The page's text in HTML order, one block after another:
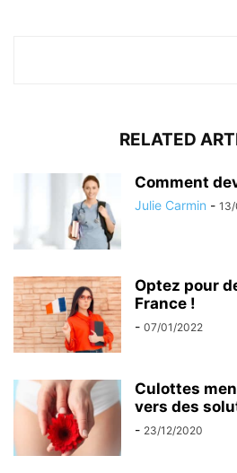
RELATED
Comment
Julie Carmin -
Optez pour
France !
- 07/01/2022
Culottes
vers des
- 23/12/2020